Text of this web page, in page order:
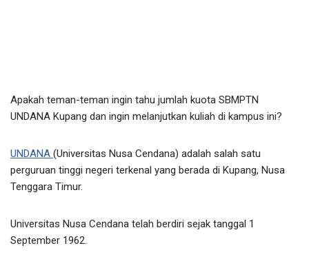
Apakah teman-teman ingin tahu jumlah kuota SBMPTN
UNDANA Kupang dan ingin melanjutkan kuliah di kampus ini?
UNDANA (Universitas Nusa Cendana) adalah salah satu
perguruan tinggi negeri terkenal yang berada di Kupang, Nusa
Tenggara Timur.
Universitas Nusa Cendana telah berdiri sejak tanggal 1
September 1962.